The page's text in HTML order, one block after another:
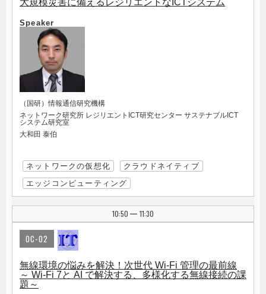
大規模災害に備えるレジリエントなICTシステム
Speaker
（国研）情報通信研究機構
ネットワーク研究所 レジリエントICT研究センター サステナブルICT
システム研究室
大和田 泰伯
ネットワークの仮想化
クラウドネイティブ
エッジコンピューティング
10:50 | 11:30
OC-02
無線環境の悩みを解決！次世代 Wi-Fi 管理の最前線
～ Wi-Fi 7と AI で解決する、多様化する無線接続の課
題～